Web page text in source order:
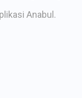
Anabul.